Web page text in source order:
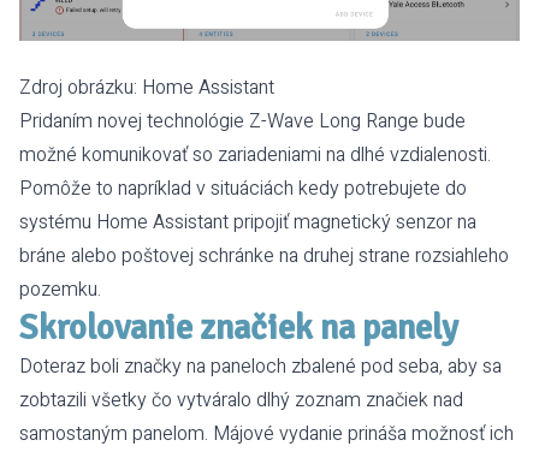
Zdroj obrázku: Home Assistant
Pridaním novej technológie Z-Wave Long Range bude
možné komunikovať so zariadeniami na dlhé vzdialenosti.
Pomôže to napríklad v situáciách kedy potrebujete do
systému Home Assistant pripojiť magnetický senzor na
bráne alebo poštovej schránke na druhej strane rozsiahleho
pozemku.
Skrolovanie značiek na panely
Doteraz boli značky na paneloch zbalené pod seba, aby sa
zobtazili všetky čo vytváralo dlhý zoznam značiek nad
samostaným panelom. Májové vydanie prináša možnosť ich